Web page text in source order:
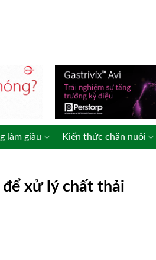
làm giàu Kiến thức chăn nuôi
xử lý chất thải